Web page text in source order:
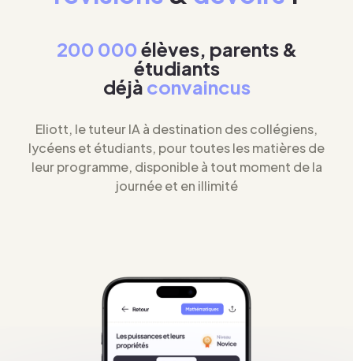
200 000élèves, parents &
étudiants
déjà convaincus
Eliott, le tuteur IA à destination des collégiens,
lycéens et étudiants, pour toutes les matières de
leur programme, disponible à tout moment de la
journée et en illimité